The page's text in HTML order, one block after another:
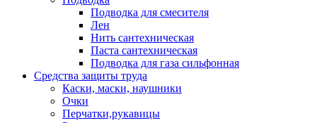
Подводка для смесителя
Лен
Нить сантехническая
Паста сантехническая
Подводка для газа сильфонная
Средства защиты труда
Каски, маски, наушники
Очки
Перчатки,рукавицы